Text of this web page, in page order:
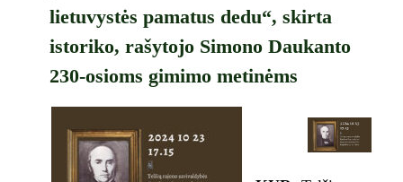
lietuvystės pamatus dedu“, skirta
istoriko, rašytojo Simono Daukanto
230-osioms gimimo metinėms